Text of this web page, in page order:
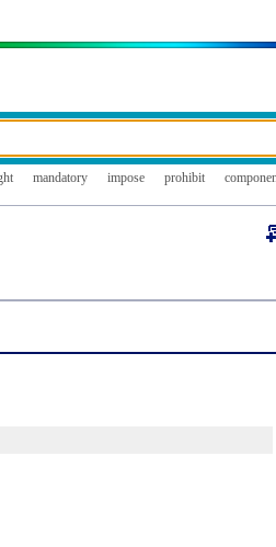
mandatory impose prohibit